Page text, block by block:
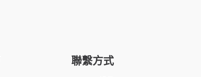
聯繫方式